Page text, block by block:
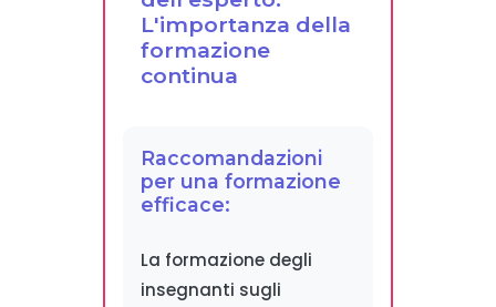
L'importanza della
formazione
continua
Raccomandazioni
per una formazione
efficace:
La formazione degli
insegnanti sugli